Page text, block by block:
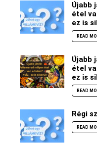
Újabb
étel
ez is
READ
Újabb
étel
ez is
READ
Régi
READ